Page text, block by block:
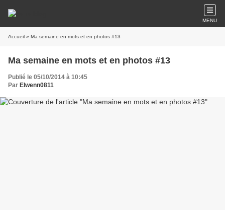
MENU
Accueil » Ma semaine en mots et en photos #13
Ma semaine en mots et en photos #13
Publié le 05/10/2014 à 10:45
Par Elwenn0811